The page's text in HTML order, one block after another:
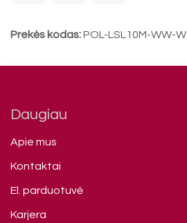
Prekės kodas:POL-LSL10M-WW-W
Daugiau
Apie mus
Kontaktai
El. parduotuvė
Karjera